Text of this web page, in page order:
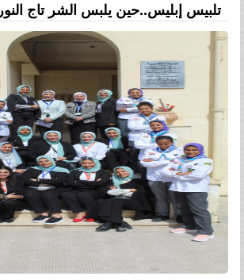
تلبيس إبليس..حين يلبس الشر تاج النور